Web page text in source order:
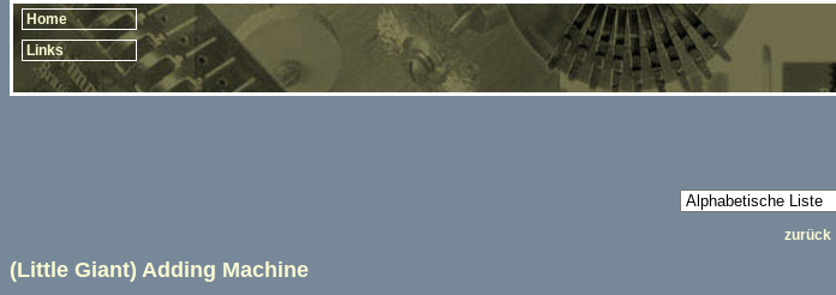
Home
Links
zurück
(Little Giant) Adding Machine